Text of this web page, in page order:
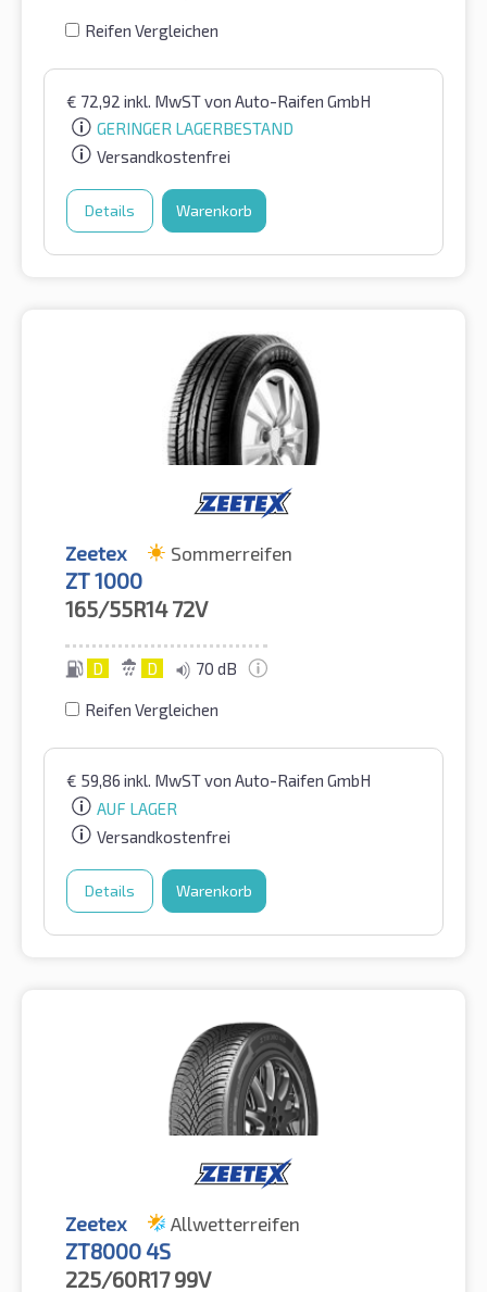
Reifen Vergleichen
€ 72,92 inkl. MwSTvon Auto-Raifen GmbH
GERINGER LAGERBESTAND
Versandkostenfrei
Details Warenkorb
Zeetex Sommerreifen
ZT 1000
165/55R14 72V
D D 70 dB
Reifen Vergleichen
€ 59,86 inkl. MwSTvon Auto-Raifen GmbH
AUF LAGER
Versandkostenfrei
Details Warenkorb
Zeetex Allwetterreifen
ZT8000 4S
225/60R17 99V